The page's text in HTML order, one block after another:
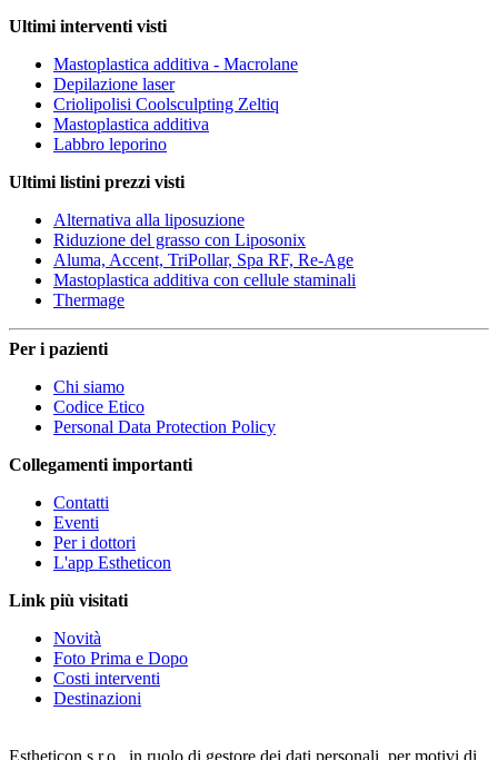
Ultimi interventi visti
Mastoplastica additiva - Macrolane
Depilazione laser
Criolipolisi Coolsculpting Zeltiq
Mastoplastica additiva
Labbro leporino
Ultimi listini prezzi visti
Alternativa alla liposuzione
Riduzione del grasso con Liposonix
Aluma, Accent, TriPollar, Spa RF, Re-Age
Mastoplastica additiva con cellule staminali
Thermage
Per i pazienti
Chi siamo
Codice Etico
Personal Data Protection Policy
Collegamenti importanti
Contatti
Eventi
Per i dottori
L'app Estheticon
Link più visitati
Novità
Foto Prima e Dopo
Costi interventi
Destinazioni
Estheticon s.r.o., in ruolo di gestore dei dati personali, per motivi di